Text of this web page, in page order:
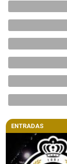
ENTRADAS